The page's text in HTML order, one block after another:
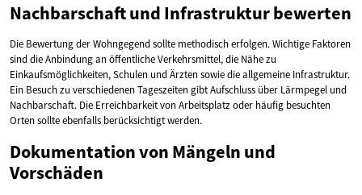
Nachbarschaft und Infrastruktur bewerten
Die Bewertung der Wohngegend sollte methodisch erfolgen. Wichtige Faktoren
sind die Anbindung an öffentliche Verkehrsmittel, die Nähe zu
Einkaufsmöglichkeiten, Schulen und Ärzten sowie die allgemeine Infrastruktur.
Ein Besuch zu verschiedenen Tageszeiten gibt Aufschluss über Lärmpegel und
Nachbarschaft. Die Erreichbarkeit von Arbeitsplatz oder häufig besuchten
Orten sollte ebenfalls berücksichtigt werden.
Dokumentation von Mängeln und
Vorschäden